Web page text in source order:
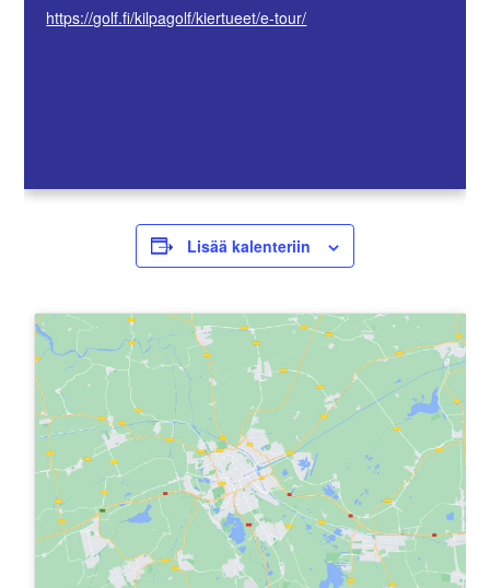
Lisää kalenteriin
https://golf.fi/kilpagolf/kiertueet/e-tour/